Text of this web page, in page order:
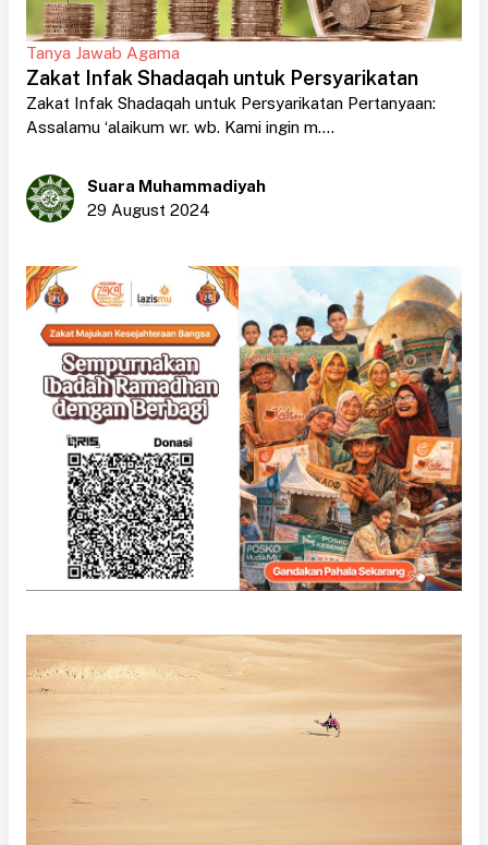
Tanya Jawab Agama
Zakat Infak Shadaqah untuk Persyarikatan
Zakat Infak Shadaqah untuk Persyarikatan Pertanyaan:
Assalamu ‘alaikum wr. wb. Kami ingin m....
Suara Muhammadiyah
29 August 2024